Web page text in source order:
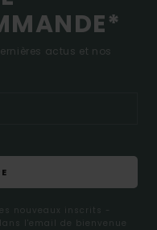
actus et nos
nouveaux inscrits -
l'email de bienvenue